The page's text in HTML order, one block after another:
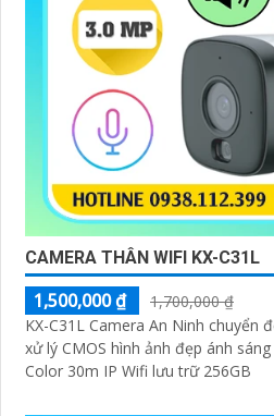
CAMERA THÂN WIFI KX-C31L
1,500,000 ₫
1,700,000 ₫
KX-C31L Camera An Ninh chuyển
xử lý CMOS hình ảnh đẹp ánh
Color 30m IP Wifi lưu trữ 256GB